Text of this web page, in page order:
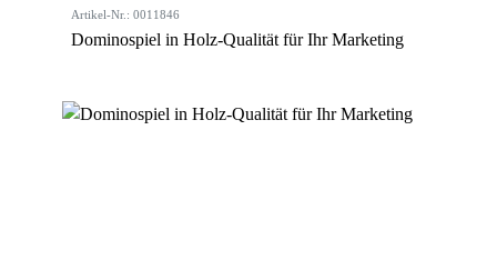
Artikel-Nr.: 0011846
Dominospiel in Holz-Qualität für Ihr Marketing